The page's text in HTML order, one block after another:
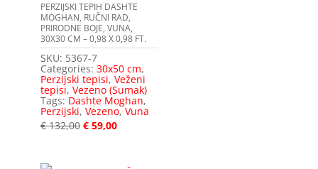
PERZIJSKI TEPIH DASHTE
MOGHAN, RUČNI RAD,
PRIRODNE BOJE, VUNA,
30X30 CM – 0,98 X 0,98 FT.
SKU: 5367-7
Categories: 30x50 cm,
Perzijski tepisi, Veženi
tepisi, Vezeno (Sumak)
Tags: Dashte Moghan,
Perzijski, Vezeno, Vuna
€132,00 €59,00